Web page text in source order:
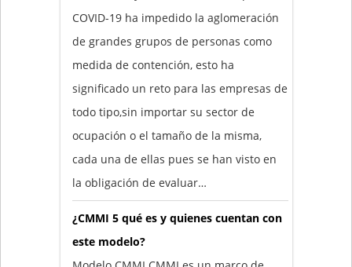
COVID-19 ha impedido la aglomeración
de grandes grupos de personas como
medida de contención, esto ha
significado un reto para las empresas de
todo tipo,sin importar su sector de
ocupación o el tamaño de la misma,
cada una de ellas pues se han visto en
la obligación de evaluar…
¿CMMI 5 qué es y quienes cuentan con
este modelo?